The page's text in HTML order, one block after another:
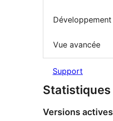
Développement
Vue avancée
Support
Statistiques
Versions actives